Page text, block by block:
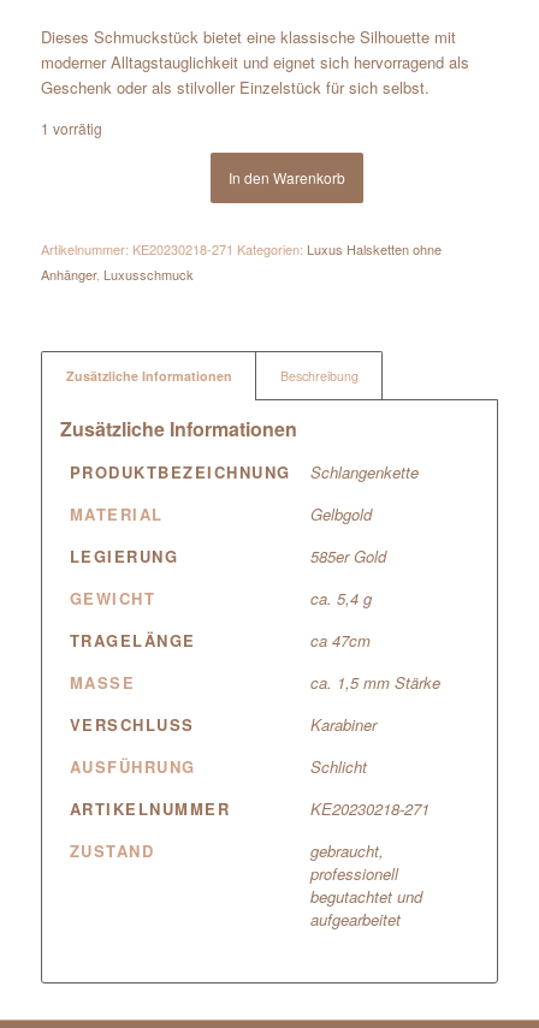
Dieses Schmuckstück bietet eine klassische Silhouette mit
moderner Alltagstauglichkeit und eignet sich hervorragend als
Geschenk oder als stilvoller Einzelstück für sich selbst.
1 vorrätig
In den Warenkorb
Artikelnummer: KE20230218-271 Kategorien: Luxus Halsketten ohne
Anhänger, Luxusschmuck
Zusätzliche Informationen Beschreibung
Zusätzliche Informationen
PRODUKTBEZEICHNUNG
Schlangenkette
MATERIAL
Gelbgold
LEGIERUNG
585er Gold
GEWICHT
ca. 5,4 g
TRAGELÄNGE
ca 47cm
MASSE
ca. 1,5 mm Stärke
VERSCHLUSS
Karabiner
AUSFÜHRUNG
Schlicht
ARTIKELNUMMER
KE20230218-271
ZUSTAND
gebraucht,
professionell
begutachtet und
aufgearbeitet